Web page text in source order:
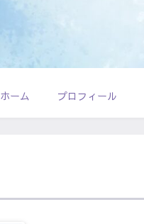
ホーム プロフィール